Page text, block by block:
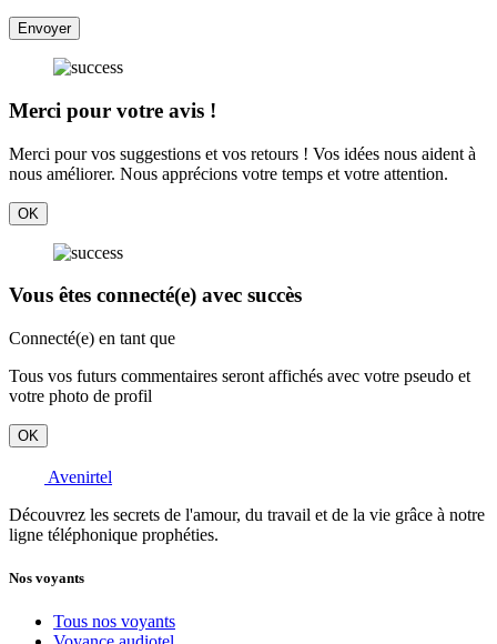
Envoyer
Merci pour votre avis !
Merci pour vos suggestions et vos retours ! Vos idées nous aident à
nous améliorer. Nous apprécions votre temps et votre attention.
OK
Vous êtes connecté(e) avec succès
Connecté(e) en tant que
Tous vos futurs commentaires seront affichés avec votre pseudo et
votre photo de profil
OK
Avenirtel
Découvrez les secrets de l'amour, du travail et de la vie grâce à notre
ligne téléphonique prophéties.
Nos voyants
Tous nos voyants